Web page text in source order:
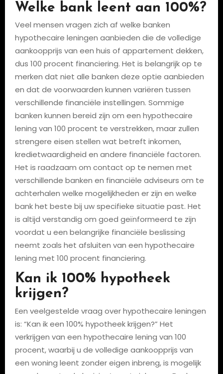
Welke bank leent aan 100%?
Veel mensen vragen zich af welke banken
hypothecaire leningen aanbieden die de volledige
aankoopprijs van een huis of appartement dekken,
dus 100 procent financiering. Het is belangrijk op te
merken dat niet alle banken deze optie aanbieden
en dat de voorwaarden kunnen variëren tussen
verschillende financiële instellingen. Sommige
banken kunnen bereid zijn om een hypothecaire
lening van 100 procent te verstrekken, maar zullen
strengere eisen stellen wat betreft inkomen,
kredietwaardigheid en andere financiële factoren.
Het is raadzaam om contact op te nemen met
verschillende banken en financiële adviseurs om te
achterhalen welke mogelijkheden er zijn en welke
bank het beste bij uw specifieke situatie past. Het
is altijd verstandig om goed geïnformeerd te zijn
voordat u een belangrijke financiële beslissing
neemt zoals het afsluiten van een hypothecaire
lening met 100 procent financiering.
Kan ik 100% hypotheek
krijgen?
Een veelgestelde vraag over hypothecaire leningen
is: “Kan ik een 100% hypotheek krijgen?” Het
verkrijgen van een hypothecaire lening van 100
procent, waarbij u de volledige aankoopprijs van
een woning leent zonder eigen inbreng, is mogelijk